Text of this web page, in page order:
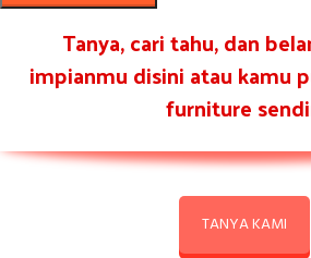
Tanya, cari tahu, dan
impianmu disini atau kamu
furniture
TANYA KAMI